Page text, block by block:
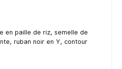
en paille de riz, semelle de
ruban noir en Y, contour